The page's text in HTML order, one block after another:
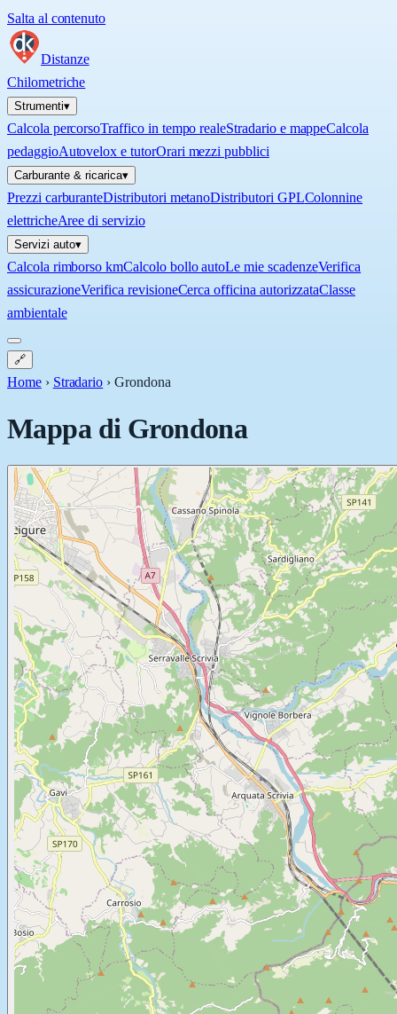
Salta al contenuto
Distanze
Chilometriche
Strumenti▾
Calcola percorsoTraffico in tempo realeStradario e mappeCalcola
pedaggioAutovelox e tutorOrari mezzi pubblici
Carburante & ricarica▾
Prezzi carburanteDistributori metanoDistributori GPLColonnine
elettricheAree di servizio
Servizi auto▾
Calcola rimborso kmCalcolo bollo autoLe mie scadenzeVerifica
assicurazioneVerifica revisioneCerca officina autorizzataClasse
ambientale
🔗
Home › Stradario ›Grondona
Mappa di Grondona